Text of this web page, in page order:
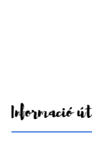
Informació